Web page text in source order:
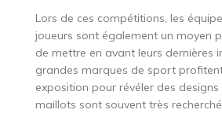
Lors de ces compétitions, les
joueurs sont également un moyen
de mettre en avant leurs dernières
grandes marques de sport profitent
exposition pour révéler des designs
maillots sont souvent très